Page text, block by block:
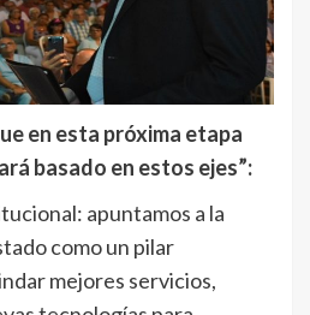
en esta próxima etapa
basado en estos ejes”:
apuntamos a la
como un pilar
mejores servicios,